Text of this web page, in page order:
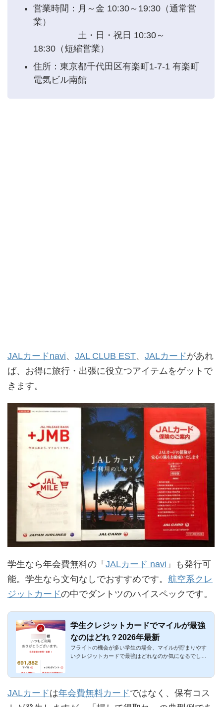
営業時間：月～金 10:30～19:30（通常営
業）
土・日・祝日 10:30～
18:30（短縮営業）
住所：東京都千代田区有楽町1-7-1 有楽町
電気ビル南館
JALカードnavi、 JAL CLUB EST、 JALカードがあれ
ば、お得に旅行・出張に役立つアイテムをゲットで
きます。
学生なら年会費無料の「 JALカード navi 」も発行可
能。学生なら文句なしでおすすめです。 航空系クレ
ジットカードの中でダントツのハイスペックです。
学生クレジットカードでマイルが最強
なのはどれ？2026年最新
フライトの機会が多い学生の場合、マイルが貯まりやす
いクレジットカードで最強はどれなのか気になるでしょ
JALカードは年会費無料カードではなく、保有コス